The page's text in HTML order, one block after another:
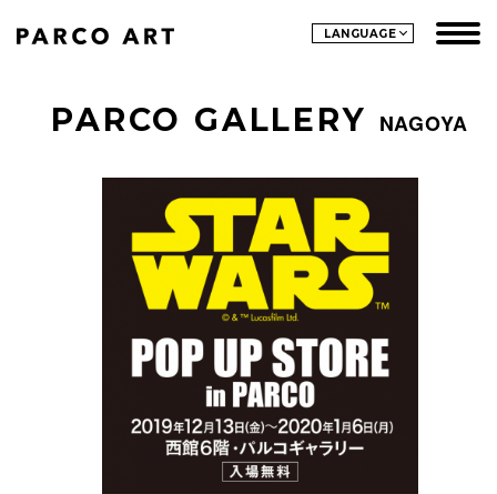
LANGUAGE
PARCO GALLERY NAGOYA